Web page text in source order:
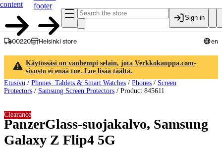
content
footer
Sign in
00220 Helsinki store en
Käytössäsi on vanhempi selain, jota Verkkokauppa.com-
sivusto ei enää tue. Lue lisää täältä.
Etusivu / Phones, Tablets & Smart Watches / Phones / Screen
Protectors / Samsung Screen Protectors / Product 845611
PanzerGlass-suojakalvo, Samsung
Galaxy Z Flip4 5G
Clearance